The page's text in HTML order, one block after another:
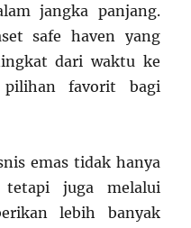
jangka panjang.
safe haven yang
dari waktu ke
pilihan favorit bagi
emas tidak hanya
juga melalui
lebih banyak